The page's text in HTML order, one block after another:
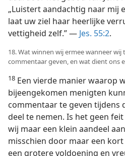
„Luistert aandachtig naar mij
laat uw ziel haar heerlijke
vettigheid zelf.” — Jes. 55:2.
18. Wat winnen wij ermee wanneer
commentaar geven, en wat dient ons
18 Een vierde manier waarop
bijeengekomen menigten
commentaar te geven tijdens
deel te nemen. Is het geen
wij maar een klein aandeel
misschien door maar een
een grotere voldoening en